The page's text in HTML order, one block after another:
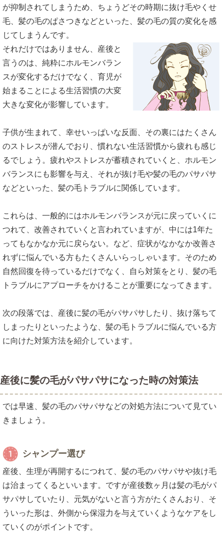
が抑制されてしまうため、ちょうどその時期に抜け毛やくせ
毛、髪の毛のぱさつきなどといった、髪の毛の質の変化を感
じてしまうんです。
それだけではありません、産後と
言うのは、純粋にホルモンバラン
スが変化するだけでなく、育児が
始まることによる生活習慣の大変
大きな変化が影響しています。
子供が生まれて、幸せいっぱいな反面、その裏にはたくさん
のストレスが潜んでおり、慣れない生活習慣から疲れも感じ
るでしょう。疲れやストレスが蓄積されていくと、ホルモン
バランスにも影響を与え、それが抜け毛や髪の毛のパサパサ
などといった、髪の毛トラブルに関係しています。
これらは、一般的にはホルモンバランスが元に戻っていくに
つれて、改善されていくと言われていますが、中には1年た
ってもなかなか元に戻らない。など、症状がなかなか改善さ
れずに悩んでいる方もたくさんいらっしゃいます。そのため
自然回復を待っているだけでなく、自ら対策をとり、髪の毛
トラブルにアプローチをかけることが重要になってきます。
次の段落では、産後に髪の毛がパサパサしたり、抜け落ちて
しまったりといったような、髪の毛トラブルに悩んでいる方
に向けた対策方法を紹介しています。
産後に髪の毛がパサパサになった時の対策法
では早速、髪の毛のパサパサなどの対処方法について見てい
きましょう。
シャンプー選び
産後、生理が再開するにつれて、髪の毛のパサパサや抜け毛
は治まってくるといいます。ですが産後数ヶ月は髪の毛がパ
サパサしていたり、元気がないと言う方がたくさんおり、そ
ういった形は、外側から保湿力を与えていくようなケアをし
ていくのがポイントです。